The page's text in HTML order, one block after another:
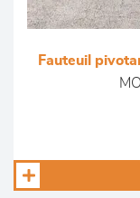
Fauteuil